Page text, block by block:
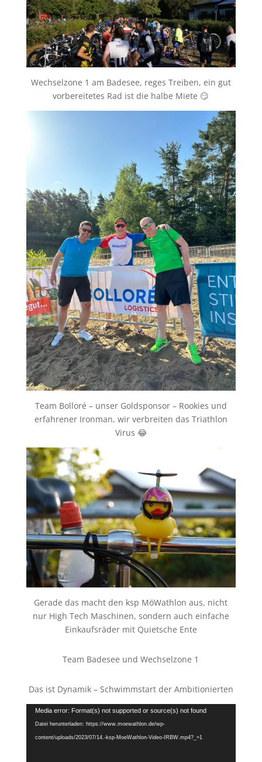
Wechselzone 1 am Badesee, reges Treiben, ein gut
vorbereitetes Rad ist die halbe Miete 😏
Team Bolloré – unser Goldsponsor – Rookies und
erfahrener Ironman, wir verbreiten das Triathlon
Virus 😂
Gerade das macht den ksp MöWathlon aus, nicht
nur High Tech Maschinen, sondern auch einfache
Einkaufsräder mit Quietsche Ente
Team Badesee und Wechselzone 1
Das ist Dynamik – Schwimmstart der Ambitionierten
Video-
Player
Media error: Format(s) not supported or source(s) not found
Datei herunterladen: https://www.moewathlon.de/wp-
content/uploads/2023/07/14.-ksp-MoeWathlon-Video-IRBW.mp4?_=1